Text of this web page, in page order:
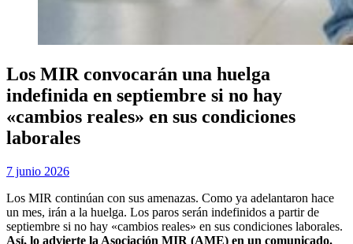
Los MIR convocarán una huelga
indefinida en septiembre si no hay
«cambios reales» en sus condiciones
laborales
porExamen MIR
Publicada
7 junio 2026
Los MIR continúan con sus amenazas. Como ya adelantaron hace
un mes, irán a la huelga. Los paros serán indefinidos a partir de
septiembre si no hay «cambios reales» en sus condiciones laborales.
Así, lo advierte la Asociación MIR (AME) en un comunicado.